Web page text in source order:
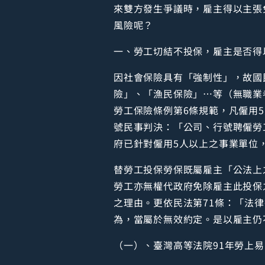
來雙方發生爭議時，雇主得以主
風險呢？
一、勞工切結不投保，雇主是否
因社會保險具有「強制性」，故
險」、「漁民保險」…等（無職
勞工保險條例第6條規範，凡僱
號民事判決：「公司、行號聘僱
府已針對僱用5人以上之事業單位
替勞工投保勞保既屬雇主「公法
勞工亦無權代政府免除雇主此投
之理由。更依民法第71條：「法
為，當屬於無效約定。是以雇主
（一）、臺灣高等法院91年勞上